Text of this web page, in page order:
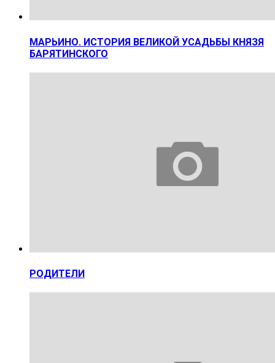
МАРЬИНО. ИСТОРИЯ ВЕЛИКОЙ УСАДЬБЫ КНЯЗЯ
БАРЯТИНСКОГО
РОДИТЕЛИ